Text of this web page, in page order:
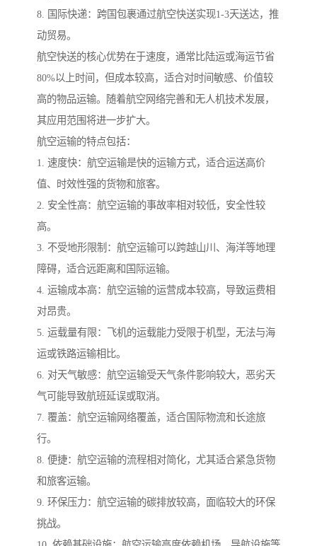
8. 国际快递：跨国包裹通过航空快送实现1-3天送达，推
动贸易。
航空快送的核心优势在于速度，通常比陆运或海运节省
80%以上时间，但成本较高，适合对时间敏感、价值较
高的物品运输。随着航空网络完善和无人机技术发展，
其应用范围将进一步扩大。
航空运输的特点包括：
1. 速度快：航空运输是快的运输方式，适合运送高价
值、时效性强的货物和旅客。
2. 安全性高：航空运输的事故率相对较低，安全性较
高。
3. 不受地形限制：航空运输可以跨越山川、海洋等地理
障碍，适合远距离和国际运输。
4. 运输成本高：航空运输的运营成本较高，导致运费相
对昂贵。
5. 运载量有限：飞机的运载能力受限于机型，无法与海
运或铁路运输相比。
6. 对天气敏感：航空运输受天气条件影响较大，恶劣天
气可能导致航班延误或取消。
7. 覆盖：航空运输网络覆盖，适合国际物流和长途旅
行。
8. 便捷：航空运输的流程相对简化，尤其适合紧急货物
和旅客运输。
9. 环保压力：航空运输的碳排放较高，面临较大的环保
挑战。